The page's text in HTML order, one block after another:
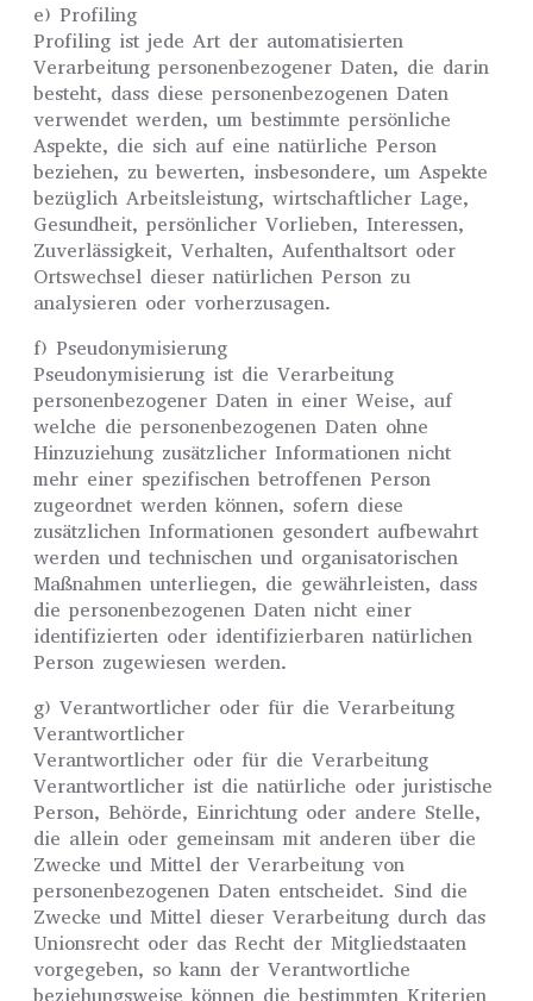
e) Profiling
Profiling ist jede Art der automatisierten
Verarbeitung personenbezogener Daten, die darin
besteht, dass diese personenbezogenen Daten
verwendet werden, um bestimmte persönliche
Aspekte, die sich auf eine natürliche Person
beziehen, zu bewerten, insbesondere, um Aspekte
bezüglich Arbeitsleistung, wirtschaftlicher Lage,
Gesundheit, persönlicher Vorlieben, Interessen,
Zuverlässigkeit, Verhalten, Aufenthaltsort oder
Ortswechsel dieser natürlichen Person zu
analysieren oder vorherzusagen.
f) Pseudonymisierung
Pseudonymisierung ist die Verarbeitung
personenbezogener Daten in einer Weise, auf
welche die personenbezogenen Daten ohne
Hinzuziehung zusätzlicher Informationen nicht
mehr einer spezifischen betroffenen Person
zugeordnet werden können, sofern diese
zusätzlichen Informationen gesondert aufbewahrt
werden und technischen und organisatorischen
Maßnahmen unterliegen, die gewährleisten, dass
die personenbezogenen Daten nicht einer
identifizierten oder identifizierbaren natürlichen
Person zugewiesen werden.
g) Verantwortlicher oder für die Verarbeitung
Verantwortlicher
Verantwortlicher oder für die Verarbeitung
Verantwortlicher ist die natürliche oder juristische
Person, Behörde, Einrichtung oder andere Stelle,
die allein oder gemeinsam mit anderen über die
Zwecke und Mittel der Verarbeitung von
personenbezogenen Daten entscheidet. Sind die
Zwecke und Mittel dieser Verarbeitung durch das
Unionsrecht oder das Recht der Mitgliedstaaten
vorgegeben, so kann der Verantwortliche